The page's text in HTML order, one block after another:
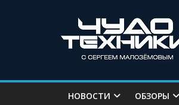
НОВОСТИ ОБЗОРЫ